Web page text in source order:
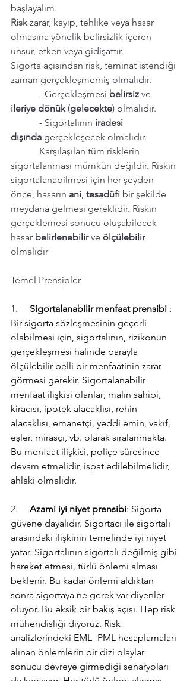
başlayalım.
Risk zarar, kayıp, tehlike veya hasar
olmasına yönelik belirsizlik içeren
unsur, etken veya gidişattır.
Sigorta açısından risk, teminat istendiği
zaman gerçekleşmemiş olmalıdır.
- Gerçekleşmesi belirsiz ve
ileriye dönük (gelecekte) olmalıdır.
- Sigortalının iradesi
dışında gerçekleşecek olmalıdır.
Karşılaşılan tüm risklerin
sigortalanması mümkün değildir. Riskin
sigortalanabilmesi için her şeyden
önce, hasarın ani tesadüfi bir şekilde
meydana gelmesi gereklidir. Riskin
gerçeklemesi sonucu oluşabilecek
hasar belirlenebilir ve ölçülebilir
olmalıdır
Temel Prensipler
1. Sigortalanabilir menfaat prensibi :
Bir sigorta sözleşmesinin geçerli
olabilmesi için, sigortalının, rizikonun
gerçekleşmesi halinde parayla
ölçülebilir belli bir menfaatinin zarar
görmesi gerekir. Sigortalanabilir
menfaat ilişkisi olanlar; malın sahibi,
kiracısı, ipotek alacaklısı, rehin
alacaklısı, emanetçi, yeddi emin, vakıf,
eşler, mirasçı, vb. olarak sıralanmakta.
Bu menfaat ilişkisi, poliçe süresince
devam etmelidir, ispat edilebilmelidir,
ahlaki olmalıdır.
2. Azami iyi niyet prensibi: Sigorta
güvene dayalıdır. Sigortacı ile sigortalı
arasındaki ilişkinin temelinde iyi niyet
yatar. Sigortalının sigortalı değilmiş gibi
hareket etmesi, türlü önlemi alması
beklenir. Bu kadar önlemi aldıktan
sonra sigortaya ne gerek var diyenler
oluyor. Bu eksik bir bakış açısı. Hep risk
mühendisliği diyoruz. Risk
analizlerindeki EML- PML hesaplamaları
alınan önlemlerin bir dizi olaylar
sonucu devreye girmediği senaryoları